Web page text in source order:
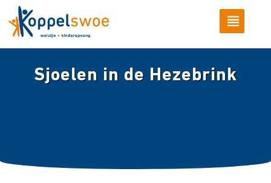
Sjoelen in de Hezebrink